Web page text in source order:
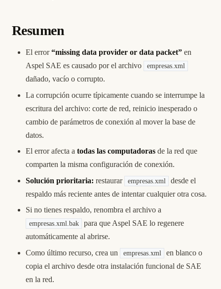
Resumen
El error“missing data provider or data packet” en
Aspel SAE es causado por el archivo
empresas.xml
dañado, vacío o corrupto.
La corrupción ocurre típicamente cuando se interrumpe la
escritura del archivo: corte de red, reinicio inesperado o
cambio de parámetros de conexión al mover la base de
datos.
El error afecta a todas las computadoras de la red que
comparten la misma configuración de conexión.
Solución prioritaria: restaurar empresas.xml
desde el
respaldo más reciente antes de intentar cualquier otra cosa.
Si no tienes respaldo, renombra el archivo a
empresas.xml.bak
para que Aspel SAE lo regenere
automáticamente al abrirse.
Como último recurso, crea un
empresas.xml
en blanco o
copia el archivo desde otra instalación funcional de SAE
en la red.